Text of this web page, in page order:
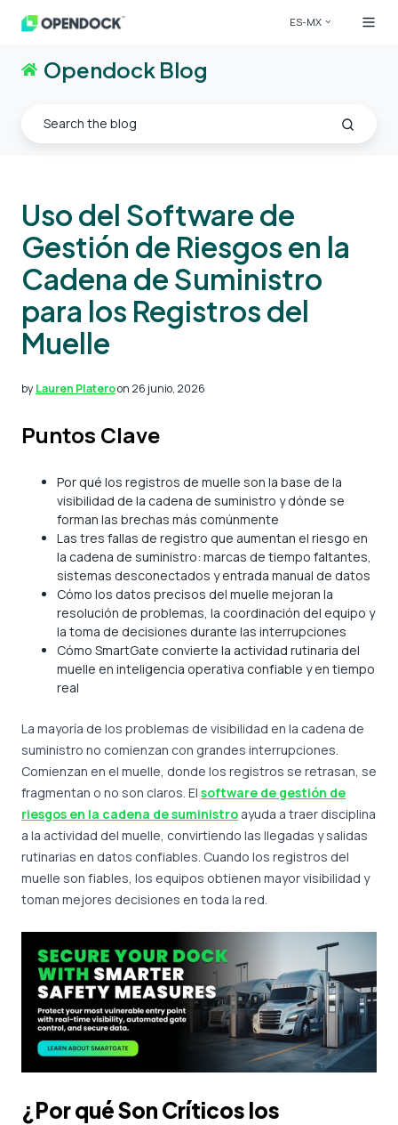
ES-MX
Opendock Blog
Uso del Software de
Gestión de Riesgos en la
Cadena de Suministro
para los Registros del
Muelle
by Lauren Plateroon 26 junio, 2026
Puntos Clave
Por qué los registros de muelle son la base de la
visibilidad de la cadena de suministro y dónde se
forman las brechas más comúnmente
Las tres fallas de registro que aumentan el riesgo en
la cadena de suministro: marcas de tiempo faltantes,
sistemas desconectados y entrada manual de datos
Cómo los datos precisos del muelle mejoran la
resolución de problemas, la coordinación del equipo y
la toma de decisiones durante las interrupciones
Cómo SmartGate convierte la actividad rutinaria del
muelle en inteligencia operativa confiable y en tiempo
real
La mayoría de los problemas de visibilidad en la cadena de
suministro no comienzan con grandes interrupciones.
Comienzan en el muelle, donde los registros se retrasan, se
fragmentan o no son claros. El software de gestión de
riesgos en la cadena de suministro ayuda a traer disciplina
a la actividad del muelle, convirtiendo las llegadas y salidas
rutinarias en datos confiables. Cuando los registros del
muelle son fiables, los equipos obtienen mayor visibilidad y
toman mejores decisiones en toda la red.
¿Por qué Son Críticos los